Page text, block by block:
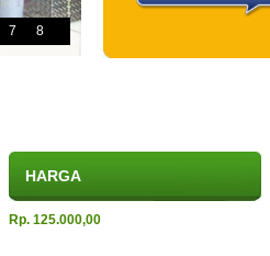
7 8
HARGA
Rp. 125.000,00